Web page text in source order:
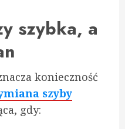
szybka, a
konieczność
szyby
gdy: